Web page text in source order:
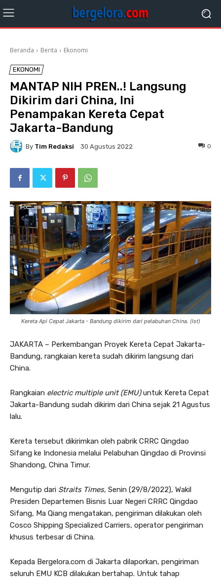
Beranda Berita Ekonomi
EKONOMI
MANTAP NIH PREN..! Langsung
Dikirim dari China, Ini
Penampakan Kereta Cepat
Jakarta-Bandung
By Tim Redaksi 30 Agustus 2022 0
Kereta Api Cepat Jakarta - Bandung dikirim dari pelabuhan China. (Ist)
JAKARTA – Perkembangan Proyek Kereta Cepat Jakarta-
Bandung, rangkaian kereta sudah dikirim langsung dari
China.
Rangkaian electric multiple unit (EMU)untuk Kereta Cepat
Jakarta-Bandung sudah dikirim dari China sejak 21 Agustus
lalu.
Kereta tersebut dikirimkan oleh pabrik CRRC Qingdao
Sifang ke Indonesia melalui Pelabuhan Qingdao di Provinsi
Shandong, China Timur.
Mengutip dari Straits Times, Senin (29/8/2022), Wakil
Presiden Departemen Bisnis Luar Negeri CRRC Qingdao
Sifang, Ma Qiang mengatakan, pengiriman dilakukan oleh
Cosco Shipping Specialized Carriers, operator pengiriman
khusus terbesar di China.
Kepada Bergelora.com di Jakarta dilaporkan, pengiriman
seluruh EMU KCB dilakukan bertahap. Untuk tahap